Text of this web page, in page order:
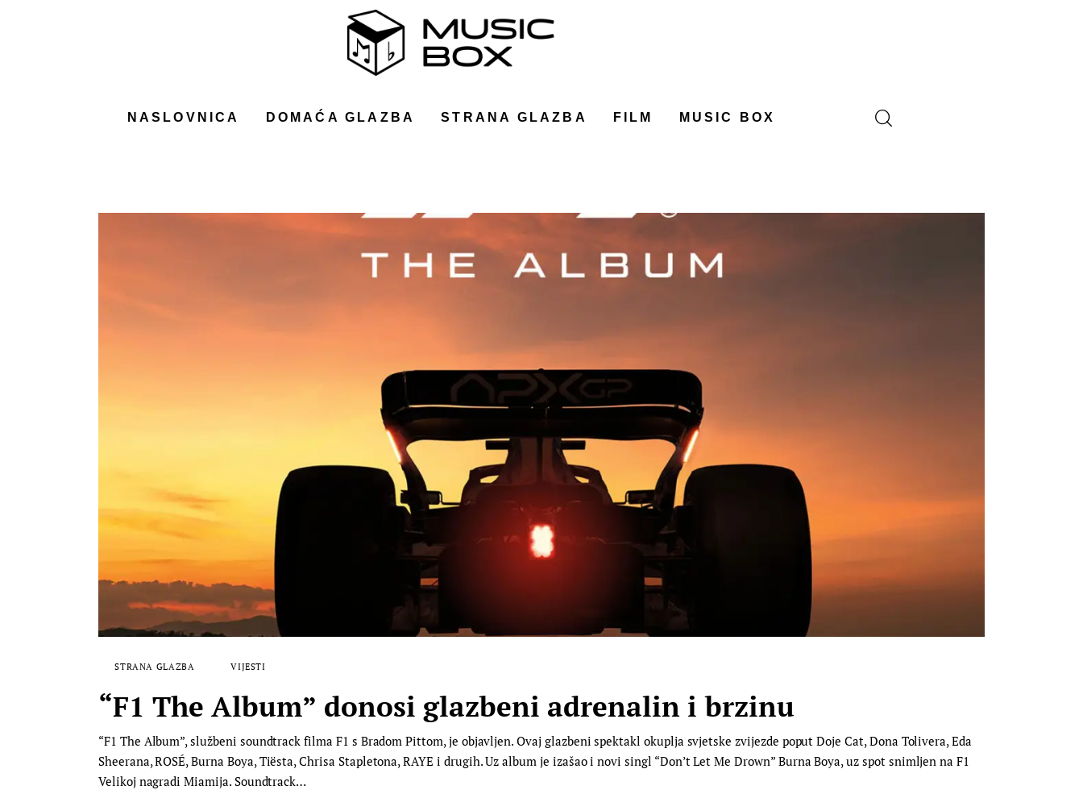
NASLOVNICA DOMAĆA GLAZBA STRANA GLAZBA FILM MUSIC BOX
STRANA GLAZBA VIJESTI
“F1 The Album” donosi glazbeni adrenalin i brzinu
“F1 The Album”, službeni soundtrack filma F1 s Bradom Pittom, je objavljen. Ovaj glazbeni spektakl okuplja svjetske zvijezde poput Doje Cat, Dona Tolivera, Eda
Sheerana, ROSÉ, Burna Boya, Tiësta, Chrisa Stapletona, RAYE i drugih. Uz album je izašao i novi singl “Don’t Let Me Drown” Burna Boya, uz spot snimljen na F1
Velikoj nagradi Miamija. Soundtrack…